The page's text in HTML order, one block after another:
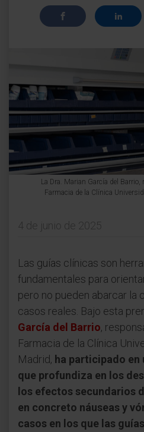
La Dra. Marian García del Barrio,
Farmacia de la Clínica
4 de junio de 2025
Las guías clínicas son
fundamentales para
pero no pueden abarcar la
casos reales. Bajo esta
García del Barrio,
Farmacia de la Clínica
Madrid, ha participado en
que profundiza en los
los efectos secundarios
en concreto náuseas y
casos en los que las